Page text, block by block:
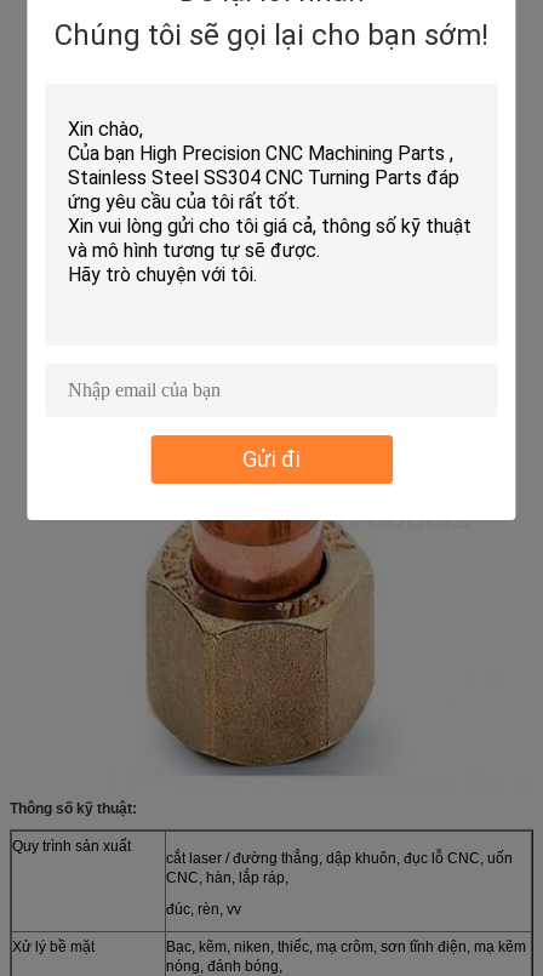
Chúng tôi sẽ gọi lại cho bạn sớm!
Gửi đi
Thông số kỹ thuật:
Quy trình sản xuất
cắt laser / đường thẳng, dập khuôn, đục lỗ CNC, uốn
CNC, hàn, lắp ráp,
đúc, rèn, vv
Xử lý bề mặt
Bạc, kẽm, niken, thiếc, mạ crôm, sơn tĩnh điện, mạ kẽm
nóng, đánh bóng,